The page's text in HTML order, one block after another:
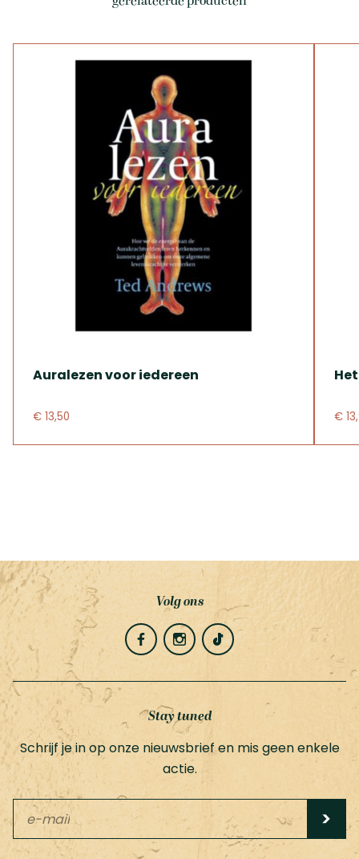
Auralezen voor iedereen
€ 13,50 €
Volg ons
Stay tuned
Schrijf je in op onze nieuwsbrief en mis geen enkele
actie.
Leave
this
field
blank